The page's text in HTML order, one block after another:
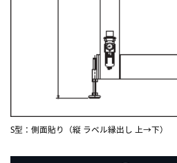
S型：側面貼り（縦 ラベル縁出し 上→下）